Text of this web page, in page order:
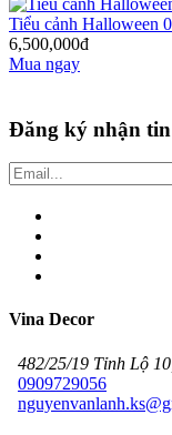
Tiểu cảnh Halloween
6,500,000đ
Mua ngay
Đăng ký nhận tin
Vina Decor
482/25/19 Tỉnh Lộ
0909729056